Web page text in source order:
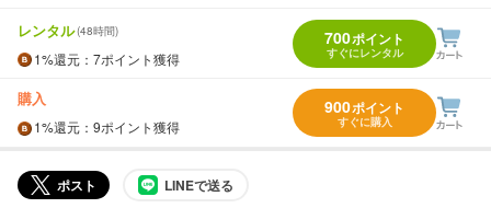
レンタル(48時間)
1%還元 ：7ポイント獲得
700ポイント
すぐにレンタル
購入
1%還元 ：9ポイント獲得
900ポイント
すぐに購入
ポスト LINEで送る